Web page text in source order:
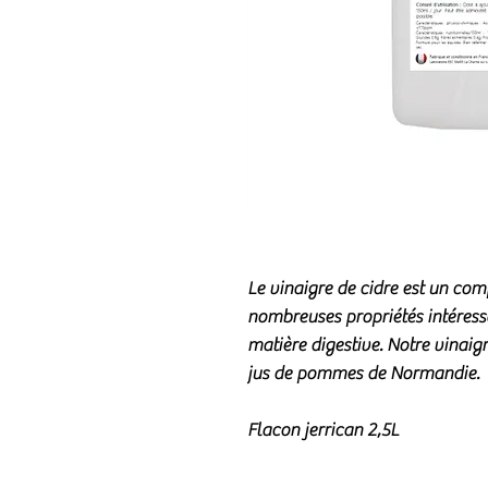
Le vinaigre de cidre est un
nombreuses propriétés
matière digestive. Notre
jus de pommes de Normandie.
Flacon jerrican 2,5L